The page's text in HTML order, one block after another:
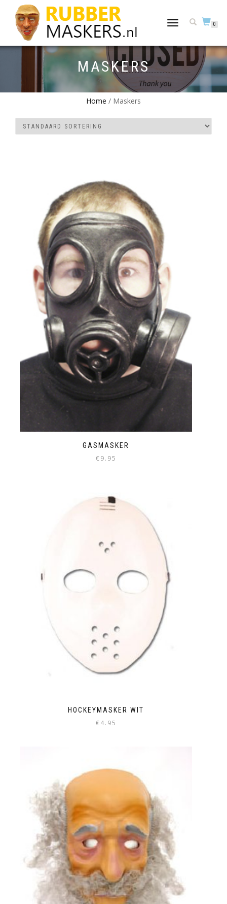
TOGGLE
0
MASKERS
Home / Maskers
GASMASKER
€9.95
HOCKEYMASKER WIT
€4.95